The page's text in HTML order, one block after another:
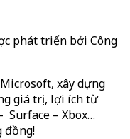
phát triển bởi Công
xây dựng
giá trị, lợi ích từ
Surface – Xbox…
đồng!